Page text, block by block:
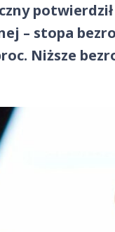
– stopa
Niższe